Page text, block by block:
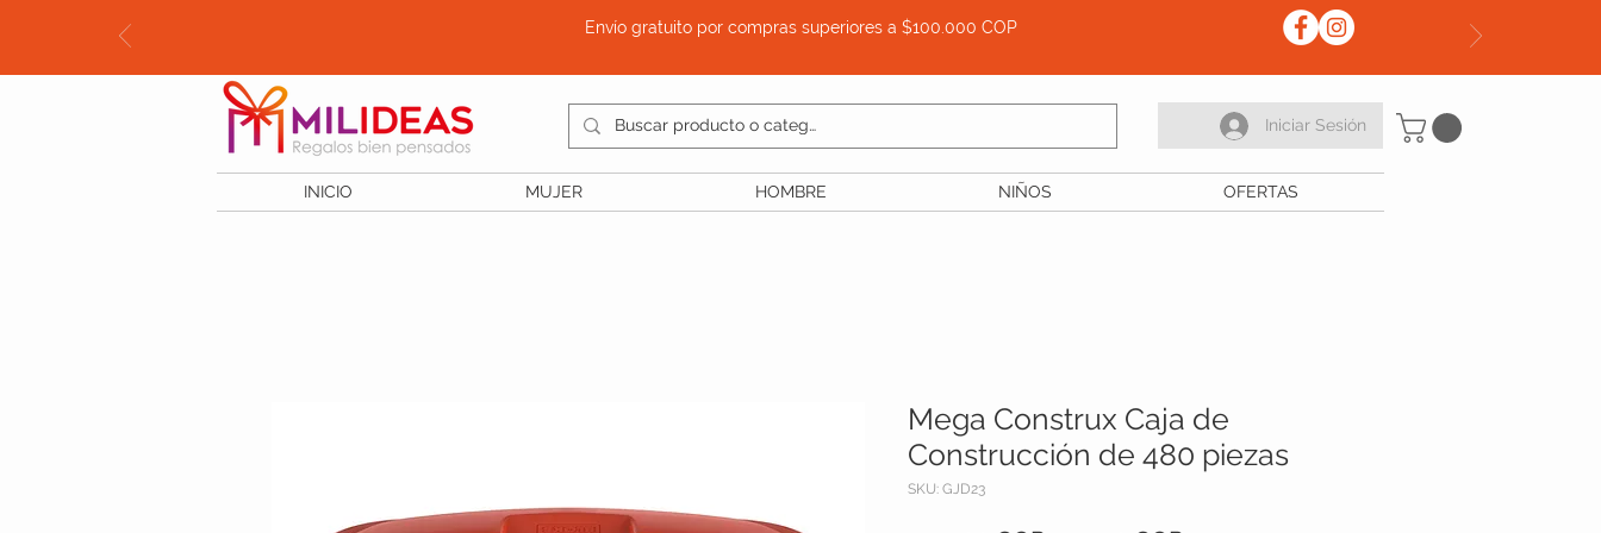
Envío gratuito por compras superiores a $100.000 COP
Iniciar Sesión
INICIO MUJER HOMBRE NIÑOS OFERTAS
Mega Construx Caja de
Construcción de 480 piezas
SKU: GJD23